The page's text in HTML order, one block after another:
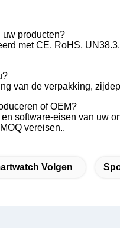
producten?
met CE, RoHS,
van de verpakking,
of OEM?
software-eisen van uw
vereisen..
Volgen